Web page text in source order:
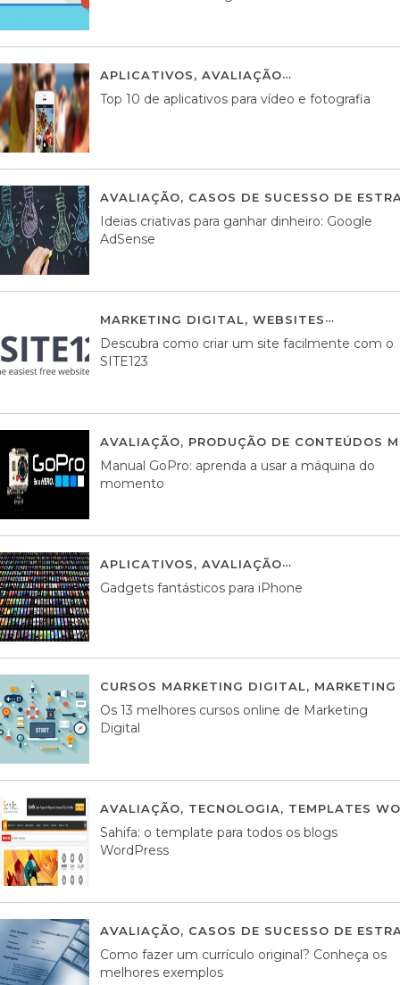
APLICATIVOS, AVALIAÇÃO
Top 10 de aplicativos para vídeo e fotografia
AVALIAÇÃO, CASOS DE SUCESSO DE
Ideias criativas para ganhar dinheiro: Google
AdSense
MARKETING DIGITAL, WEBSITES
Descubra como criar um site facilmente com o
SITE123
AVALIAÇÃO, PRODUÇÃO DE CONTEÚDOS
Manual GoPro: aprenda a usar a máquina do
momento
APLICATIVOS, AVALIAÇÃO
Gadgets fantásticos para iPhone
CURSOS MARKETING DIGITAL,
Os 13 melhores cursos online de Marketing
Digital
AVALIAÇÃO, TECNOLOGIA, TEMPLATES
Sahifa: o template para todos os blogs
WordPress
AVALIAÇÃO, CASOS DE SUCESSO DE
Como fazer um currículo original? Conheça os
melhores exemplos